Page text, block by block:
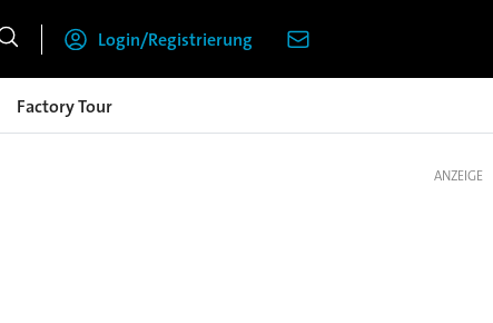
Login/Registrierung
Factory Tour
ANZEIGE